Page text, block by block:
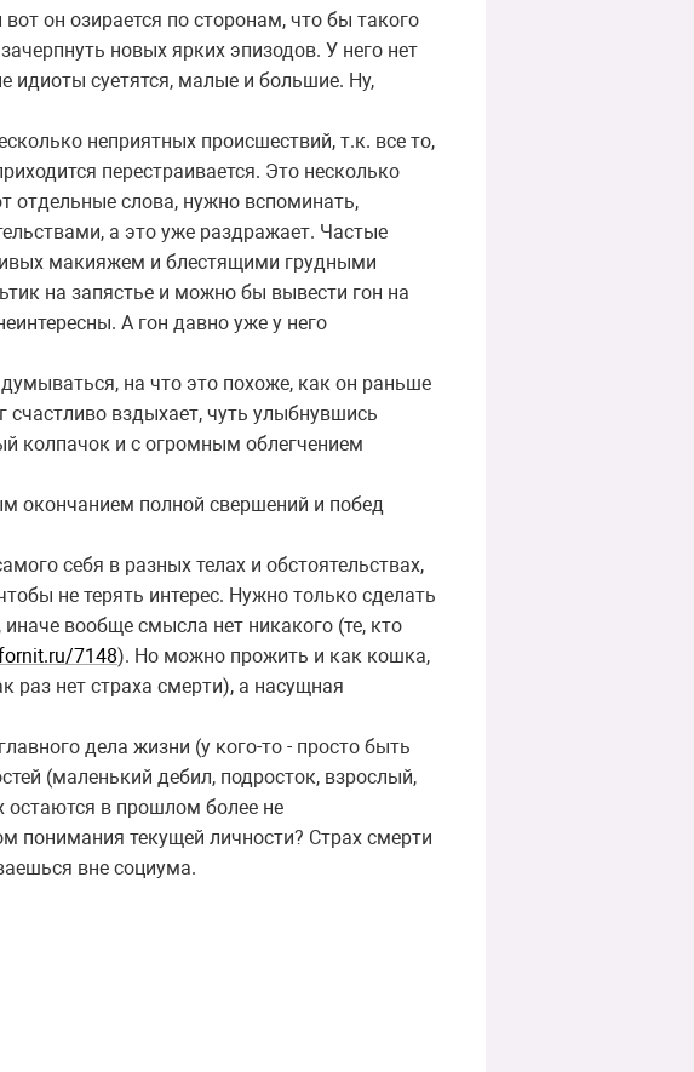
он озирается по сторонам, что бы такого
новых ярких эпизодов. У него нет
идиоты суетятся, малые и большие. Ну,
неприятных происшествий, т.к. все то,
перестраивается. Это несколько
отдельные слова, нужно вспоминать,
а это уже раздражает. Частые
макияжем и блестящими грудными
на запястье и можно бы вывести гон на
А гон давно уже у него
на что это похоже, как он раньше
счастливо вздыхает, чуть улыбнувшись
колпачок и с огромным облегчением
окончанием полной свершений и побед
себя в разных телах и обстоятельствах,
не терять интерес. Нужно только сделать
вообще смысла нет никакого (те, кто
7148). Но можно прожить и как кошка,
раз нет страха смерти), а насущная
дела жизни (у кого-то - просто быть
(маленький дебил, подросток, взрослый,
остаются в прошлом более не
понимания текущей личности? Страх смерти
вне социума.